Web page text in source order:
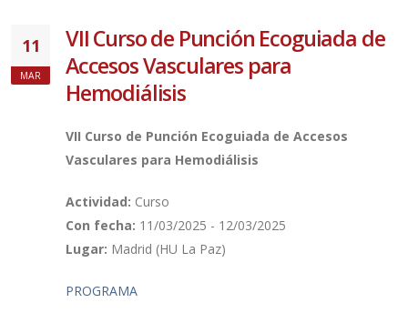
11
MAR
VII Curso de Punción Ecoguiada de
Accesos Vasculares para
Hemodiálisis
VII Curso de Punción Ecoguiada de Accesos
Vasculares para Hemodiálisis
Actividad: Curso
Con fecha: 11/03/2025 - 12/03/2025
Lugar: Madrid (HU La Paz)
PROGRAMA